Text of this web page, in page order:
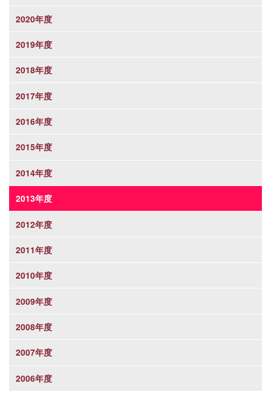
2020年度
2019年度
2018年度
2017年度
2016年度
2015年度
2014年度
2013年度
2012年度
2011年度
2010年度
2009年度
2008年度
2007年度
2006年度